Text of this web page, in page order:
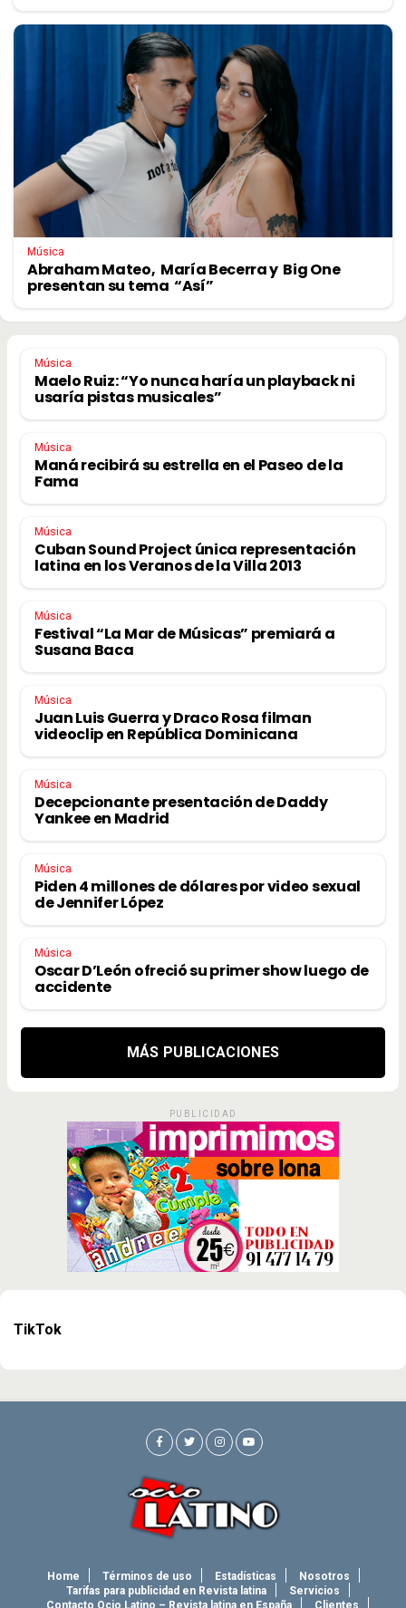
Música
Abraham Mateo, María Becerra y Big One
presentan su tema “Así”
Música
Maelo Ruiz: “Yo nunca haría un playback ni
usaría pistas musicales”
Música
Maná recibirá su estrella en el Paseo de la
Fama
Música
Cuban Sound Project única representación
latina en los Veranos de la Villa 2013
Música
Festival “La Mar de Músicas” premiará a
Susana Baca
Música
Juan Luis Guerra y Draco Rosa filman
videoclip en República Dominicana
Música
Decepcionante presentación de Daddy
Yankee en Madrid
Música
Piden 4 millones de dólares por video sexual
de Jennifer López
Música
Oscar D’León ofreció su primer show luego de
accidente
MÁS PUBLICACIONES
PUBLICIDAD
TikTok
Home Términos de uso Estadísticas
Nosotros
Tarifas para publicidad en Revista latina
Servicios